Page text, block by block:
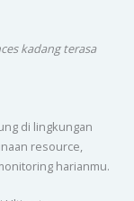
kadang terasa
di lingkungan
resource,
harianmu.